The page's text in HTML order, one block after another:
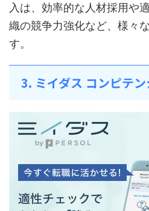
入は、効率的な人材採用や
織の競争力強化など、様々
す。
3. ミイダス コンピテ